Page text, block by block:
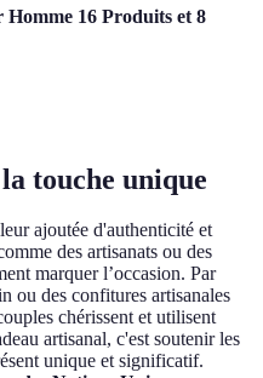
16 Produits et 8
touche unique
ajoutée d'authenticité et
des artisanats ou des
marquer l’occasion. Par
ou des confitures artisanales
chérissent et utilisent
artisanal, c'est soutenir les
unique et significatif.